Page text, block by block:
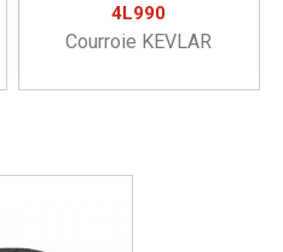
4L990
Courroie KEVLAR